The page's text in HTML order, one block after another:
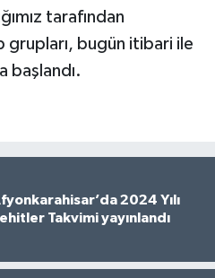
tarafından
bugün itibari ile
başlandı.
2024 Yılı
Takvimi yayınlandı